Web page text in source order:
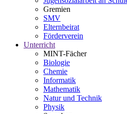
Gremien
SMV
Elternbeirat
Förderverein
Unterricht
MINT-Fächer
Biologie
Chemie
Informatik
Mathematik
Natur und Technik
Physik